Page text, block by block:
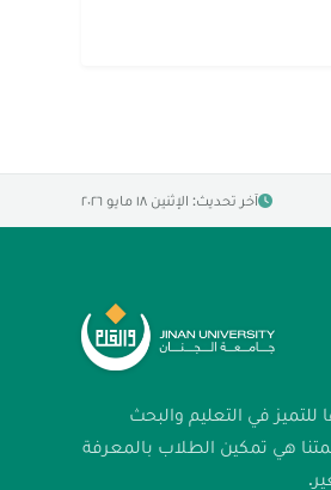
آخر تحديث: الإثنين ١٨ مايو ٢٠٢٦
في التعليم والبحث
هي تمكين الطلاب بالمعرفة